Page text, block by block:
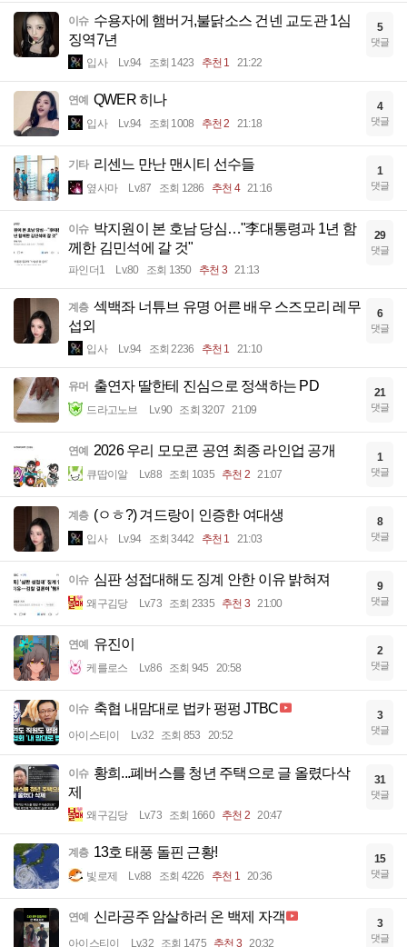
이슈 수용자에 햄버거,불닭소스 건넨 교도관 1심
징역7년
입사 Lv.94 조회 1423 추천 1 21:22
5
댓글
연예 QWER 히나
입사 Lv.94 조회 1008 추천 2 21:18
4
댓글
기타 리센느 만난 맨시티 선수들
옆사마 Lv.87 조회 1286 추천 4 21:16
1
댓글
이슈 박지원이 본 호남 당심…"李대통령과 1년 함
께한 김민석에 갈 것"
파인더1 Lv.80 조회 1350 추천 3 21:13
29
댓글
계층 섹백좌 너튜브 유명 어른 배우 스즈모리 레무
섭외
입사 Lv.94 조회 2236 추천 1 21:10
6
댓글
유머 출연자 딸한테 진심으로 정색하는 PD
드라고노브 Lv.90 조회 3207 21:09
21
댓글
연예 2026 우리 모모콘 공연 최종 라인업 공개
큐땁이알 Lv.88 조회 1035 추천 2 21:07
1
댓글
계층 (ㅇㅎ?) 겨드랑이 인증한 여대생
입사 Lv.94 조회 3442 추천 1 21:03
8
댓글
이슈 심판 성접대해도 징계 안한 이유 밝혀져
왜구김당 Lv.73 조회 2335 추천 3 21:00
9
댓글
연예 유진이
케를로스 Lv.86 조회 945 20:58
2
댓글
이슈 축협 내맘대로 법카 펑펑 JTBC
아이스티이 Lv.32 조회 853 20:52
3
댓글
이슈 황희...폐버스를 청년 주택으로 글 올렸다삭
제
왜구김당 Lv.73 조회 1660 추천 2 20:47
31
댓글
계층 13호 태풍 돌핀 근황!
빛로제 Lv.88 조회 4226 추천 1 20:36
15
댓글
연예 신라공주 암살하러 온 백제 자객
아이스티이 Lv.32 조회 1475 추천 3 20:32
3
댓글